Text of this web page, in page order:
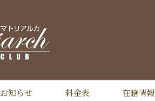
お知らせ 料金表 在籍情報